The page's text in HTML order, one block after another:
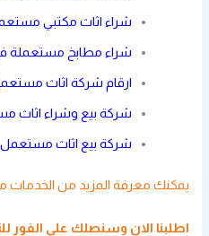
شراء اثاث مكتبي
شراء مطابخ مستعملة
ارقام شركة اثاث
شركة بيع وشراء اثاث
شركة بيع اثاث مستعمل
يمكنك معرفة المزيد من الخدمات
اطلبنا الان وسنصلك على الفور